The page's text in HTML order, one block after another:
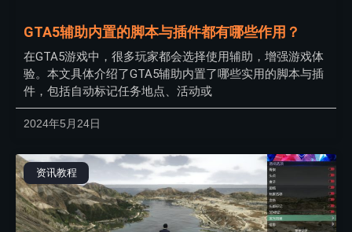
GTA5辅助内置的脚本与插件都有哪些作用？
在GTA5游戏中，很多玩家都会选择使用辅助，增强游戏体
验。本文具体介绍了GTA5辅助内置了哪些实用的脚本与插
件，包括自动标记任务地点、活动或
2024年5月24日
资讯教程